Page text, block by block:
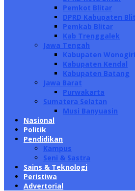
Pemkot Blitar
DPRD Kabupaten
Pemkab Blitar
Kab Trenggalek
Jawa Tengah
Kabupaten Wonogiri
Kabupaten Kendal
Kabupaten Batang
Jawa Barat
Purwakarta
Sumatera Selatan
Musi Banyuasin
Nasional
Politik
Pendidikan
Kampus
Seni & Sastra
Sains & Teknologi
Peristiwa
Advertorial